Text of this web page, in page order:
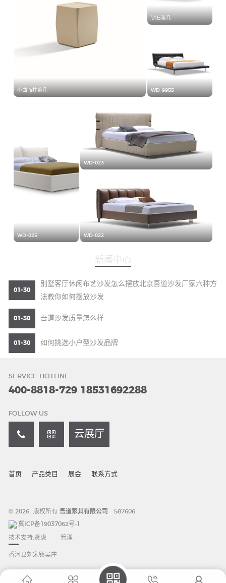
小曲面柱茶几
钻石茶几
WD-9955
WD-025
WD-023
WD-022
新闻中心
01-30
别墅客厅休闲布艺沙发怎么摆放北京吾道沙发厂家六种方
法教你如何摆放沙发
01-30 吾道沙发质量怎么样
01-30 如何挑选小户型沙发品牌
SERVICE HOTLINE
400-8818-729 18531692288
FOLLOW US
云展厅
首页 产品类目 展会 联系方式
© 2026 版权所有吾道家具有限公司 587606
冀ICP备19037062号-1
技术支持:贤虎 管理
香河县刘宋镇吴庄